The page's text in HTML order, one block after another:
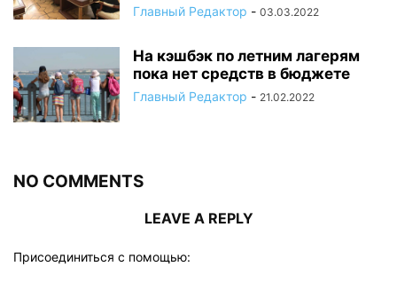
Главный Редактор - 03.03.2022
На кэшбэк по летним лагерям
пока нет средств в бюджете
Главный Редактор - 21.02.2022
NO COMMENTS
LEAVE A REPLY
Присоединиться с помощью: